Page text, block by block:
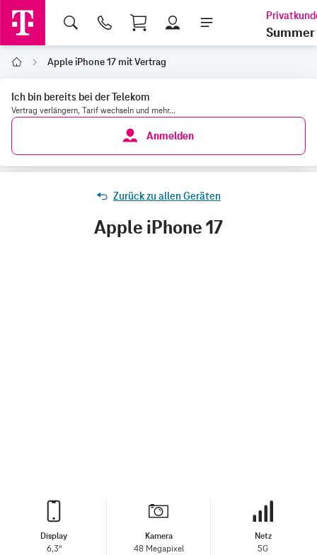
Shopping Cart
Summer
Home Apple iPhone 17 mit Vertrag
Ich bin bereits bei der Telekom
Vertrag verlängern, Tarif wechseln und mehr...
Anmelden
Zurück zu allen Geräten
Apple iPhone 17
Display
6,3"
Kamera
48 Megapixel
Netz
5G